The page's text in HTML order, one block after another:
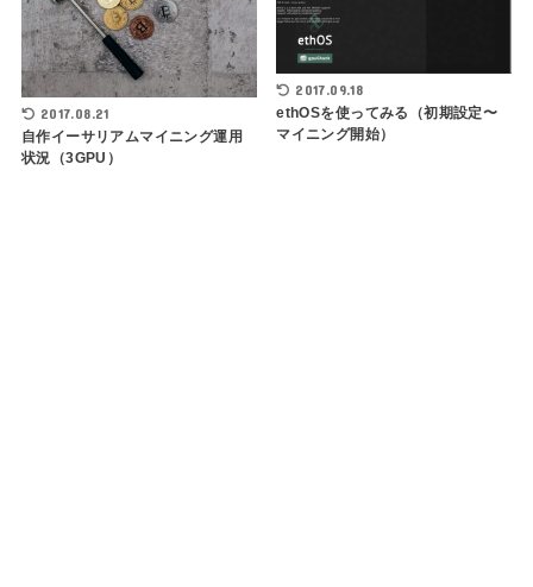
2017.08.21
自作イーサリアムマイニング運用
状況（3GPU）
2017.09.18
ethOSを使ってみる（初期設定〜
マイニング開始）